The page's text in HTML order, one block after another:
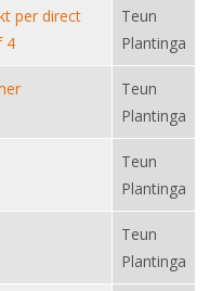
per direct
4
Teun
Plantinga
Teun
Plantinga
Teun
Plantinga
Teun
Plantinga